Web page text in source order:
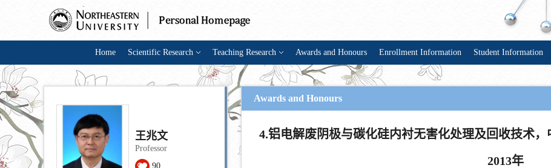
Home Scientific Research Teaching Research Awards and Honours Enrollment Information Student Information
王兆文
Professor
90
Awards and Honours
4.铝电解废阴极与碳化硅内衬无害化处理及回收技术，
2013年